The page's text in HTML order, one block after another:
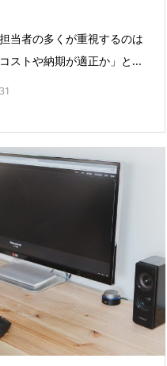
当者の多くが重視するのは
ストや納期が適正か」と...